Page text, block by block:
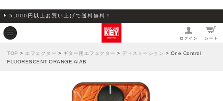
5,000円以上お買い上げで送料無料！
ログイン カート
TOP > エフェクター > ギター用エフェクター > ディストーション > One Control
FLUORESCENT ORANGE AIAB